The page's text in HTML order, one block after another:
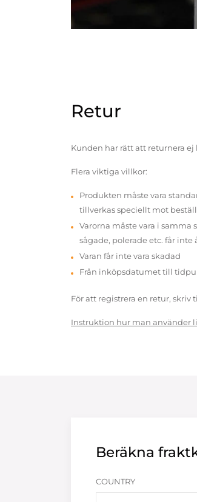
Retur
Kunden har rätt att returnera
Flera viktiga villkor:
Produkten måste vara
tillverkas speciellt mot
Varorna måste vara i
sågade, polerade etc. får inte
Varan får inte vara skadad
Från inköpsdatumet till
För att registrera en retur, skriv
Instruktion hur man använder
Beräkna
COUNTRY